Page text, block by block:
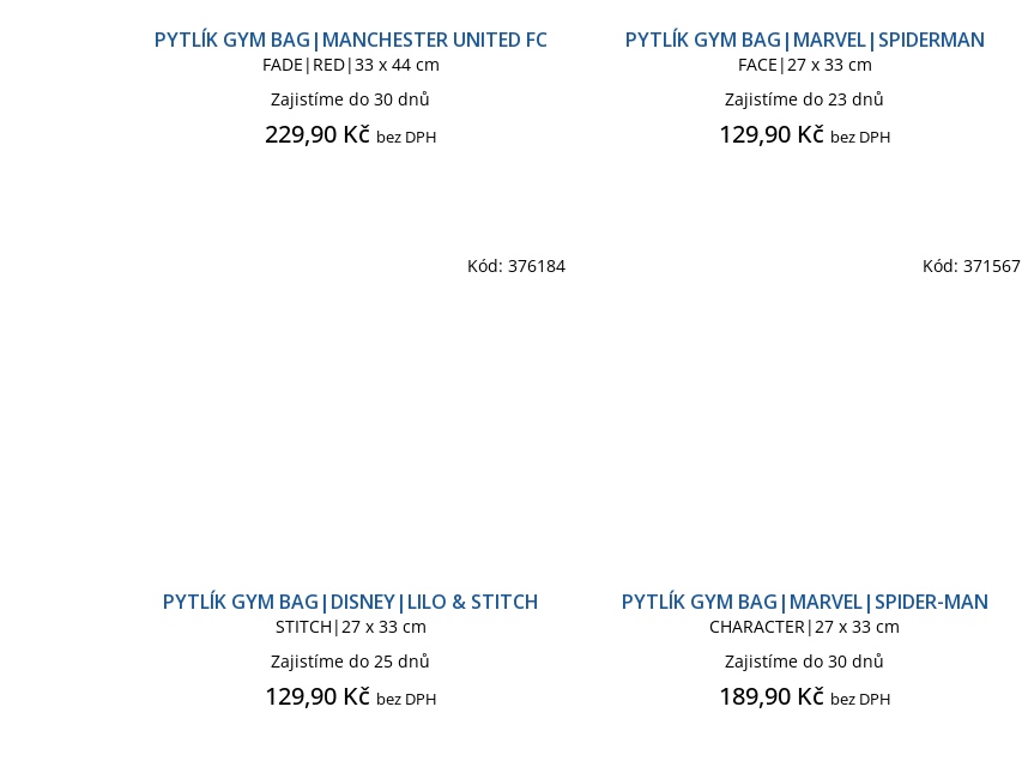
PYTLÍK GYM BAG|MANCHESTER UNITED FC
FADE|RED|33 x 44 cm
Zajistíme do 30 dnů
229,90 Kč bez DPH
PYTLÍK GYM BAG|MARVEL|SPIDERMAN
FACE|27 x 33 cm
Zajistíme do 23 dnů
129,90 Kč bez DPH
PYTLÍK GYM BAG|DISNEY|LILO & STITCH
STITCH|27 x 33 cm
Zajistíme do 25 dnů
129,90 Kč bez DPH
Kód:376184
PYTLÍK GYM BAG|MARVEL|SPIDER-MAN
CHARACTER|27 x 33 cm
Zajistíme do 30 dnů
189,90 Kč bez DPH
Kód: 371567